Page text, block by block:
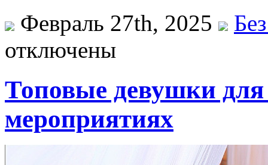
Февраль 27th, 2025
отключены
Топовые девушки
мероприятиях